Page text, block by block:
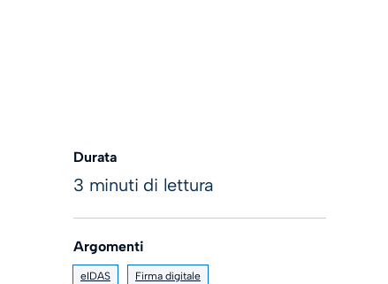
Durata
3 minuti di lettura
Argomenti
eIDAS Firma digitale